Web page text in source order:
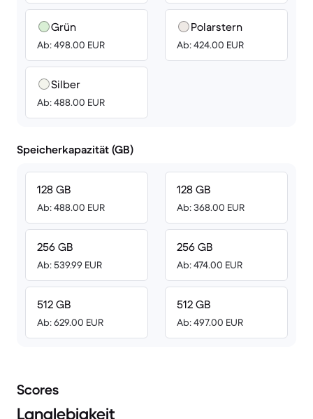
Grün
Ab: 498.00 EUR
Silber
Ab: 488.00 EUR
Polarstern
Ab: 424.00 EUR
Speicherkapazität (GB)
128 GB
Ab: 488.00 EUR
256 GB
Ab: 539.99 EUR
512 GB
Ab: 629.00 EUR
128 GB
Ab: 368.00 EUR
256 GB
Ab: 474.00 EUR
512 GB
Ab: 497.00 EUR
Scores
Langlebigkeit